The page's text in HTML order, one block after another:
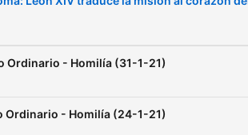
Ordinario - Homilía (31-1-21)
Ordinario - Homilía (24-1-21)